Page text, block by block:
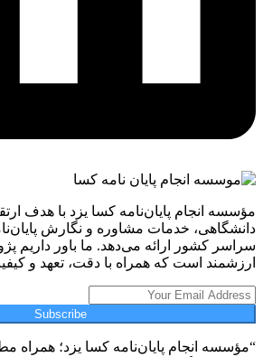
مؤسسه انجام پایان‌نامه کسا یزد با هدف
دانشگاهی، خدمات مشاوره و نگارش
سراسر کشور ارائه می‌دهد. ما باور داریم
ارزشمند است که همراه با دقت، تعهد و
Subscribe
“مؤسسه انجام پایان‌نامه کسا یزد؛ همراه